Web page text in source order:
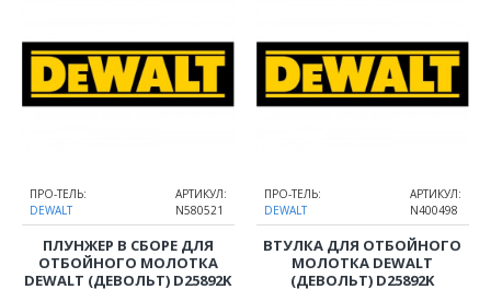
ПРО-ТЕЛЬ:
DEWALT
АРТИКУЛ:
N580521
ПЛУНЖЕР В СБОРЕ ДЛЯ
ОТБОЙНОГО МОЛОТКА
DEWALT (ДЕВОЛЬТ) D25892K
ПРО-ТЕЛЬ:
DEWALT
АРТИКУЛ:
N400498
ВТУЛКА ДЛЯ ОТБОЙНОГО
МОЛОТКА DEWALT
(ДЕВОЛЬТ) D25892K